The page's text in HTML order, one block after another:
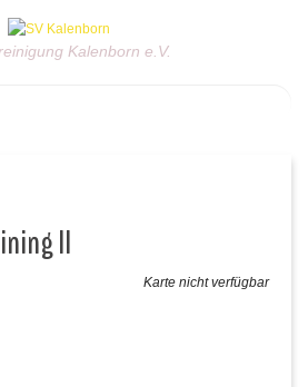
Kalenborn e.V.
II
Karte nicht verfügbar